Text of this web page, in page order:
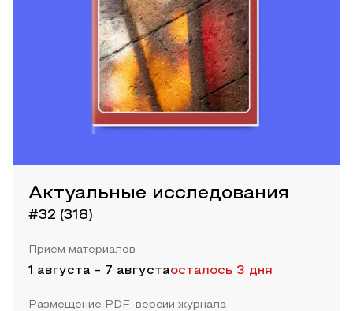
Актуальные исследования
#32 (318)
Прием материалов
1 августа - 7 августаосталось 3 дня
Размещение PDF-версии журнала